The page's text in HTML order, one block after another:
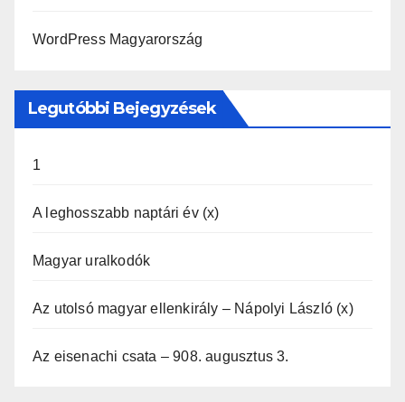
WordPress Magyarország
Legutóbbi Bejegyzések
1
A leghosszabb naptári év (x)
Magyar uralkodók
Az utolsó magyar ellenkirály – Nápolyi László (x)
Az eisenachi csata – 908. augusztus 3.